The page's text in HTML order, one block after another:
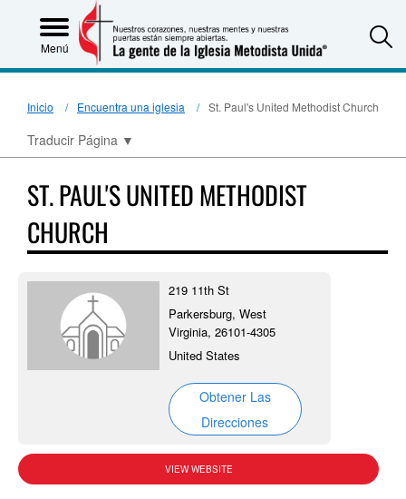
Menú
Inicio Encuentra una iglesia St. Paul's United Methodist Church
Traducir Página ▼
ST. PAUL'S UNITED METHODIST
CHURCH
219 11th St
Parkersburg, West
Virginia, 26101-4305
United States
Obtener Las
Direcciones
VIEW WEBSITE